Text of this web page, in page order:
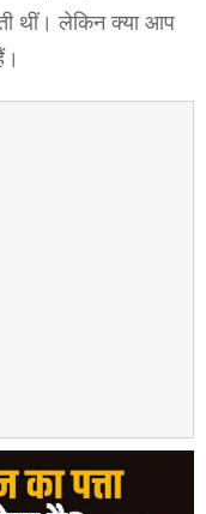
थीं। लेकिन क्या आप